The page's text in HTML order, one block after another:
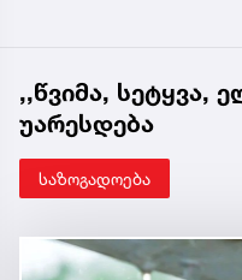
,,წვიმა, სეტყვა,
უარესდება
საზოგადოება